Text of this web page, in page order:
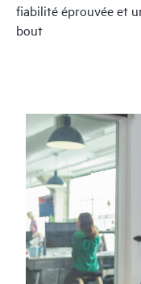
fiabilité éprouvée et
bout